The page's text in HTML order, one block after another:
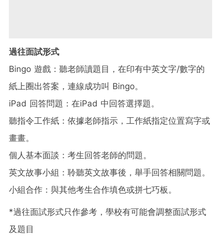
過往面試形式
Bingo 遊戲：聽老師讀題目，在印有中英文字/數字的
紙上圈出答案，連線成功叫 Bingo。
iPad 回答問題：在iPad 中回答選擇題。
聽指令工作紙：依據老師指示，工作紙指定位置寫字或
畫畫。
個人基本面談：考生回答老師的問題。
英文故事小組：聆聽英文故事後，舉手回答相關問題。
小組合作：與其他考生合作填色或拼七巧板。
*過往面試形式只作參考，學校有可能會調整面試形式
及題目